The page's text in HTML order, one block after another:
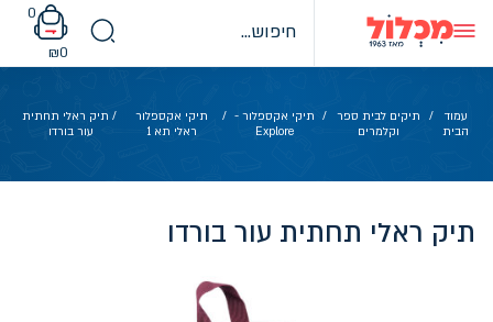
content
0
₪0
עמוד
הבית
/
תיקים לבית ספר
וקלמרים
/ תיקי אקספלור -
Explore
/
תיקי אקספלור
ראלי תא 1
/ תיק ראלי תחתית
עור בורדו
תיק ראלי תחתית עור בורדו